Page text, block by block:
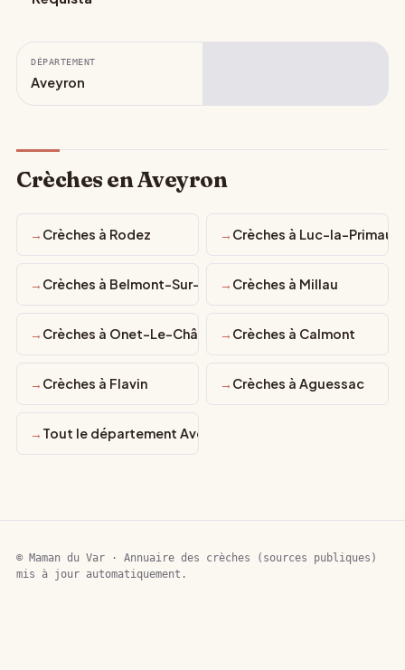
DÉPARTEMENT
Aveyron
Crèches en Aveyron
Crèches à Rodez Crèches à Luc-la-
Crèches à Belmont-Sur-RanceCrèches à Millau
Crèches à Onet-Le-Château Crèches à Calmont
Crèches à Flavin Crèches à Aguessac
Tout le département Aveyron
© Maman du Var · Annuaire des crèches (sources publiques)
mis à jour automatiquement.